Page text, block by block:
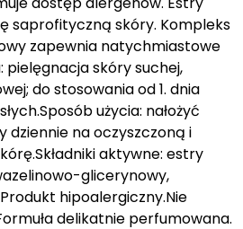
saprofityczną skóry. Kompleks
zapewnia natychmiastowe
pielęgnacja skóry suchej,
do stosowania od 1. dnia
użycia: nałożyć
dziennie na oczyszczoną i
aktywne: estry
glicerynowy,
hipoalergiczny.Nie
delikatnie perfumowana.